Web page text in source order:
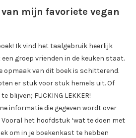
mijn favoriete vegan
Ik vind het taalgebruik heerlijk
groep vrienden in de keuken staat.
opmaak van dit boek is schitterend.
er stuk voor stuk hemels uit. Of
blijven; FUCKING LEKKER!
informatie die gegeven wordt over
het hoofdstuk ‘wat te doen met
om in je boekenkast te hebben